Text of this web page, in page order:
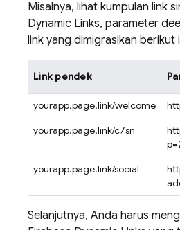
Misalnya, lihat kumpulan link
Dynamic Links, parameter
link yang dimigrasikan berikut
Link pendek
yourapp.page.link/welcome
yourapp.page.link/c7sn
yourapp.page.link/social
Selanjutnya, Anda harus